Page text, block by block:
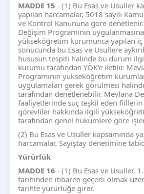
MADDE 15 - (1) Bu Esas ve Usuller
yapılan harcamalar, 5018 sayılı
ve Kontrol Kanununa göre
Değişim Programının
yükseköğretim kurumunca yapılan
sonucunda bu Esas ve Usullere
hususun tespiti halinde bu durum
kurumu tarafından YÖK'e iletilir.
Programının yükseköğretim
uygulamaları gerek görülmesi
tarafından denetlenebilir. Mevlana
faaliyetlerinde suç teşkil eden
görevliler hakkında ilgili
tarafından genel hükümlere göre
(2) Bu Esas ve Usuller kapsamında
harcamalar, Sayıştay denetimine
Yürürlük
MADDE 16 - (1) Bu Esas ve Usuller,
tarihinden itibaren geçerli olmak
tarihte yürürlüğe girer.